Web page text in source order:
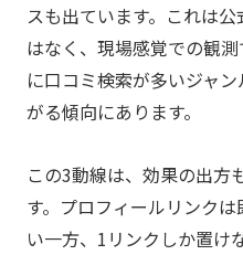
スも出ています。これは
はなく、現場感覚での観
に口コミ検索が多いジャ
がる傾向にあります。
この3動線は、効果の出方
す。プロフィールリンク
い一方、1リンクしか置け